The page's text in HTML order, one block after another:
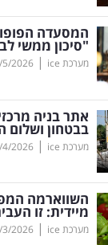
המסעדה
"סיכון ממשי
מערכת ice |
5/2026
אתר בניה
בבטחון ושלום
מערכת ice |
4/2026
השווארמה
מיידית: זו
מערכת ice |
3/2026